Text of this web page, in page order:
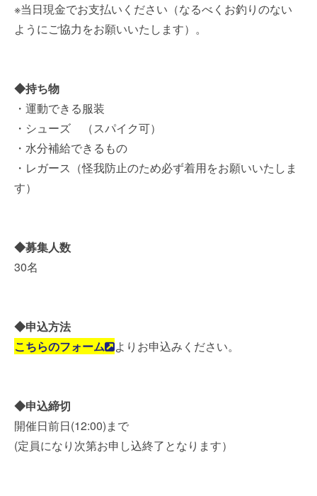
※当日現金でお支払いください（なるべくお釣りのない
ようにご協力をお願いいたします）。
◆持ち物
・運動できる服装
・シューズ （スパイク可）
・水分補給できるもの
・レガース（怪我防止のため必ず着用をお願いいたしま
す）
◆募集人数
30名
◆申込方法
こちらのフォーム
よりお申込みください。
◆申込締切
開催日前日(12:00)まで
(定員になり次第お申し込終了となります）